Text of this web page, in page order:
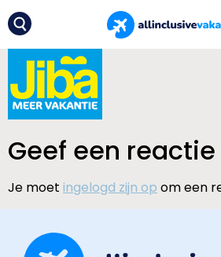
Geef een reactie
Je moet ingelogd zijn op om een